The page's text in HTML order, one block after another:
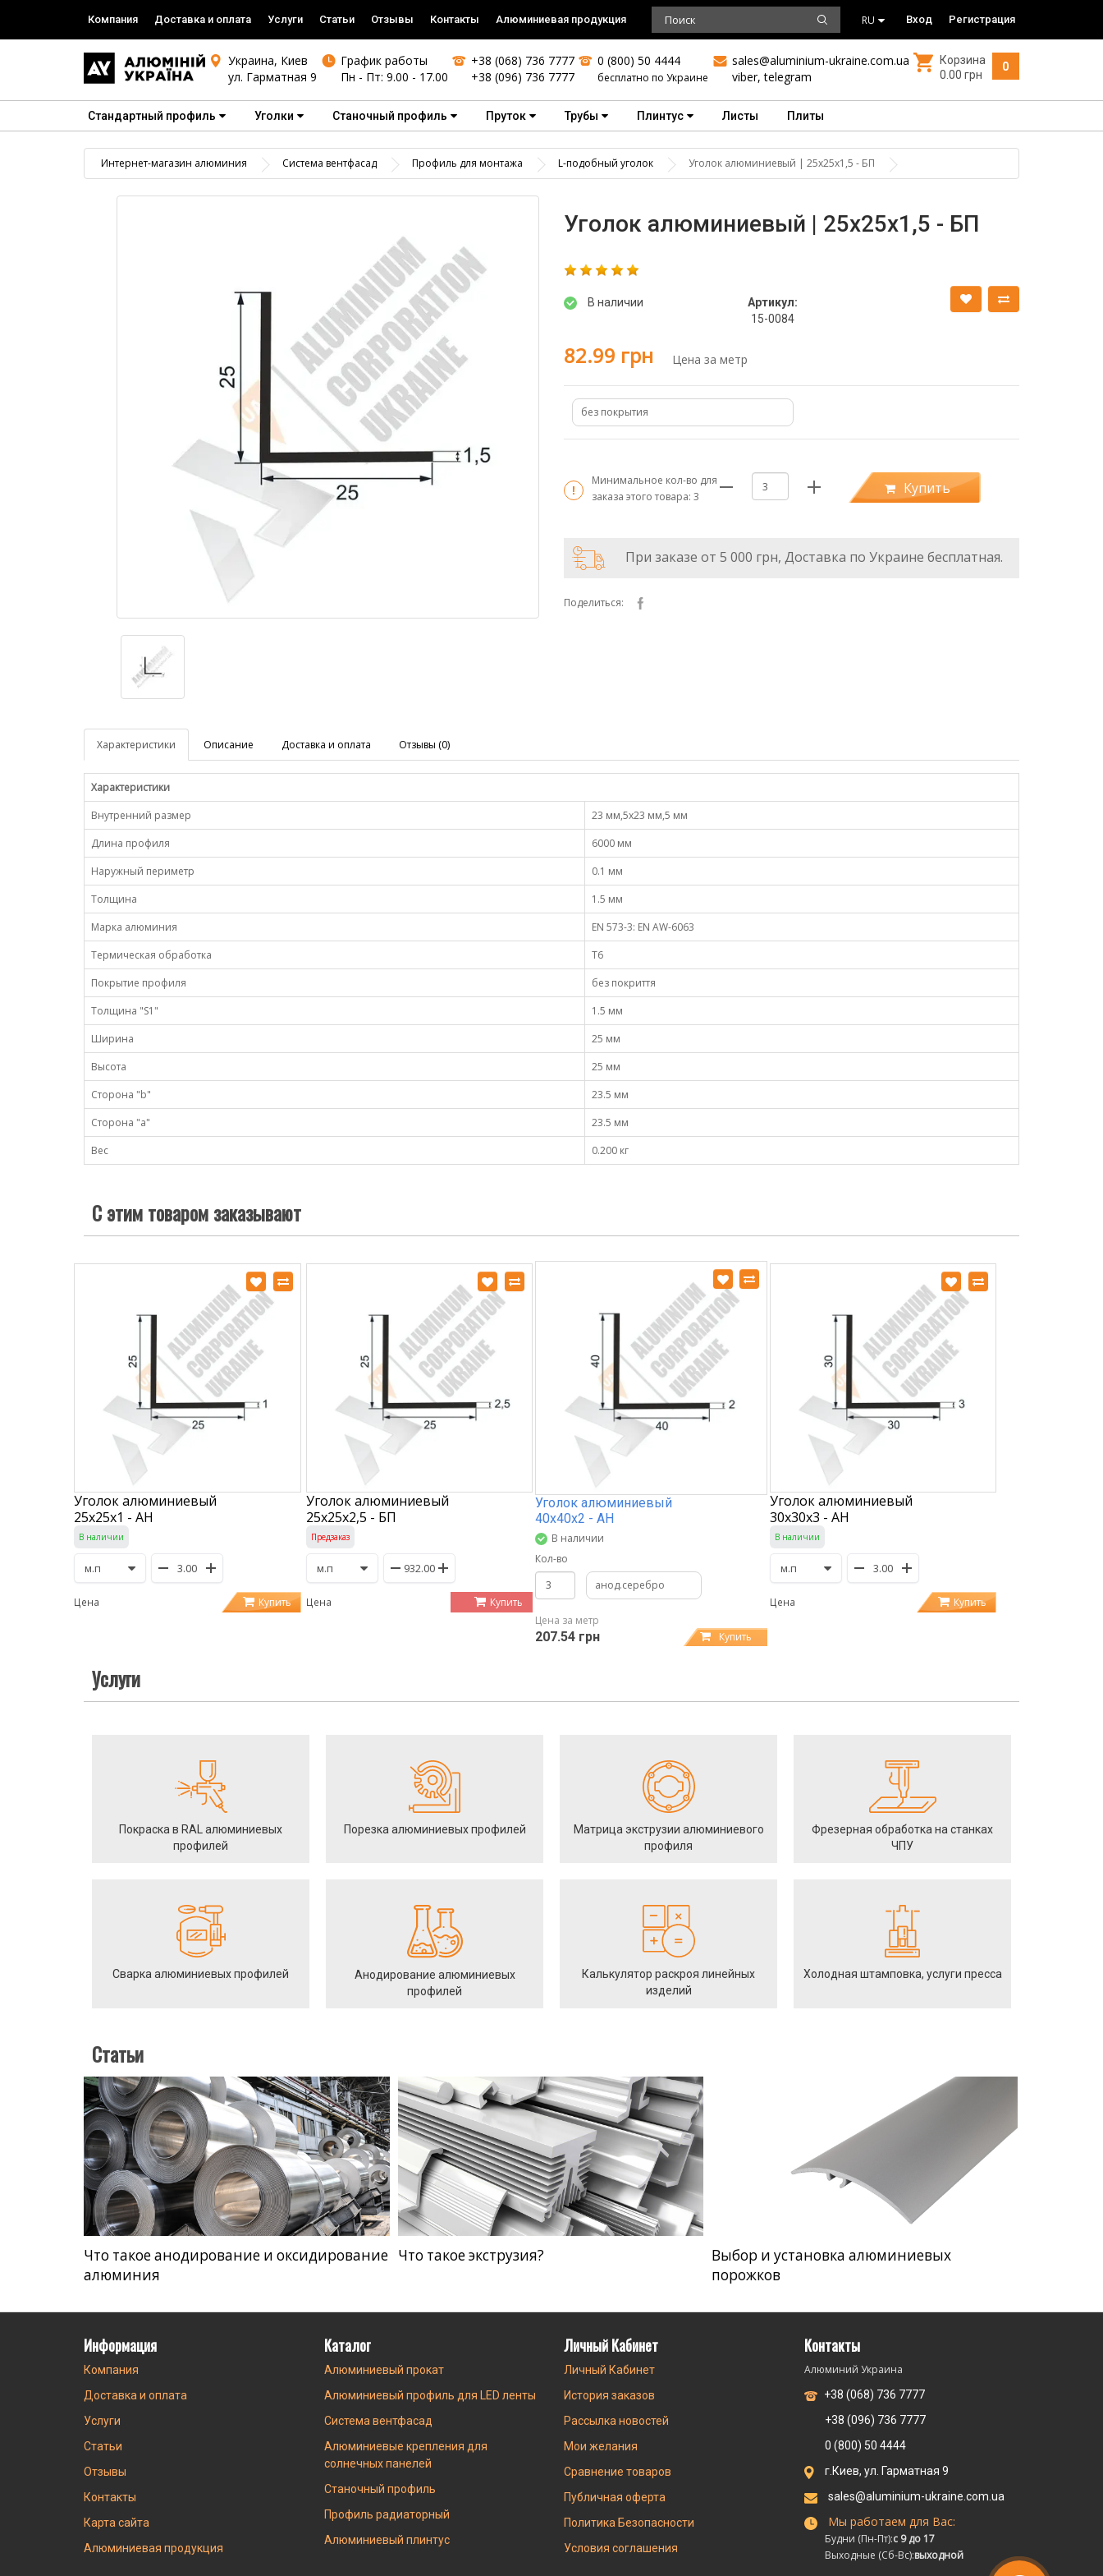
Компания Доставка и оплата Услуги Статьи Отзывы Контакты Алюминиевая продукция RU Вход Регистрация
Украина, Киев
ул. Гарматная 9
График работы
Пн - Пт: 9.00 - 17.00
+38 (068) 736 7777
+38 (096) 736 7777
0 (800) 50 4444
бесплатно по Украине
sales@aluminium-ukraine.com.ua
viber,telegram
0
Корзина
0.00 грн
Стандартный профиль Уголки Станочный профиль Пруток Трубы Плинтус Листы Плиты
Интернет-магазин алюминия Система вентфасад Профиль для монтажа L-подобный уголок Уголок алюминиевый | 25х25х1,5 - БП
Уголок алюминиевый | 25х25х1,5 - БП
В наличии
Артикул:
15-0084
82.99 грн Цена за метр
без покрытия
Минимальное кол-во для
заказа этого товара: 3 Купить
При заказе от 5 000 грн, Доставка по Украине бесплатная.
Поделиться:
Характеристики Описание Доставка и оплата Отзывы (0)
Характеристики
Внутренний размер
23 мм,5х23 мм,5 мм
Длина профиля
6000 мм
Наружный периметр
0.1 мм
Толщина
1.5 мм
Марка алюминия
EN 573-3: EN AW-6063
Термическая обработка
Т6
Покрытие профиля
без покриття
Толщина "S1"
1.5 мм
Ширина
25 мм
Высота
25 мм
Сторона "b"
23.5 мм
Сторона "а"
23.5 мм
Вес
0.200 кг
С этим товаром заказывают
Уголок алюминиевый
25х25х1 - АН
В наличии
Цена Купить
Уголок алюминиевый
25х25х2,5 - БП
Предзаказ
Цена Купить
Уголок алюминиевый
40х40х2 - АН
В наличии
Кол-во
анод.серебро
Цена за метр
207.54 грн Купить
Уголок алюминиевый
30х30х3 - АН
В наличии
Цена Купить
Услуги
Покраска в RAL алюминиевых
профилей
Порезка алюминиевых профилей
Матрица экструзии алюминиевого
профиля
Фрезерная обработка на станках
ЧПУ
Сварка алюминиевых профилей
Анодирование алюминиевых
профилей
Калькулятор раскроя линейных
изделий
Холодная штамповка, услуги пресса
Статьи
Что такое анодирование и оксидирование
алюминия
Что такое экструзия?
Выбор и установка алюминиевых
порожков
Информация
Компания
Доставка и оплата
Услуги
Статьи
Отзывы
Контакты
Карта сайта
Алюминиевая продукция
Каталог
Алюминиевый прокат
Алюминиевый профиль для LED ленты
Система вентфасад
Алюминиевые крепления для
солнечных панелей
Станочный профиль
Профиль радиаторный
Алюминиевый плинтус
Личный Кабинет
Личный Кабинет
История заказов
Рассылка новостей
Мои желания
Сравнение товаров
Публичная оферта
Политика Безопасности
Условия соглашения
Контакты
Алюминий Украина
+38 (068) 736 7777
+38 (096) 736 7777
0 (800) 50 4444
г.Киев, ул. Гарматная 9
sales@aluminium-ukraine.com.ua
Мы работаем для Вас:
Будни (Пн-Пт):с 9 до 17
Выходные (Сб-Вс):выходной